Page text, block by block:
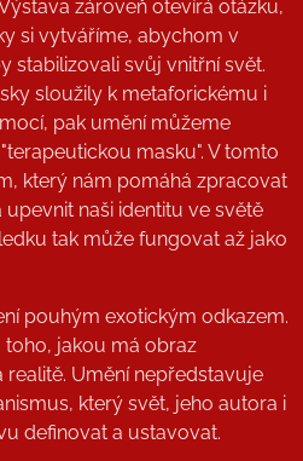
zároveň otevírá otázku,
si vytváříme, abychom v
stabilizovali svůj vnitřní svět.
sloužily k metaforickému i
pak umění můžeme
masku". V tomto
který nám pomáhá zpracovat
naši identitu ve světě
tak může fungovat až jako
pouhým exotickým odkazem.
jakou má obraz
Umění nepředstavuje
který svět, jeho autora i
definovat a ustavovat.